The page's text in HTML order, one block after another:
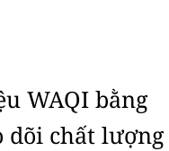
WAQI bằng
dõi chất lượng